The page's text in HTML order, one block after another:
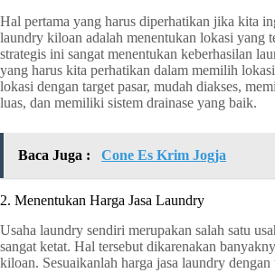
Hal pertama yang harus diperhatikan jika kita
laundry kiloan adalah menentukan lokasi yang
strategis ini sangat menentukan keberhasilan
yang harus kita perhatikan dalam memilih
lokasi dengan target pasar, mudah diakses,
luas, dan memiliki sistem drainase yang baik.
Baca Juga : Cone Es Krim Jogja
2. Menentukan Harga Jasa Laundry
Usaha laundry sendiri merupakan salah satu
sangat ketat. Hal tersebut dikarenakan
kiloan. Sesuaikanlah harga jasa laundry dengan